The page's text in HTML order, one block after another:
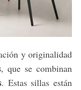
y originalidad
, que se combinan
. Estas sillas están